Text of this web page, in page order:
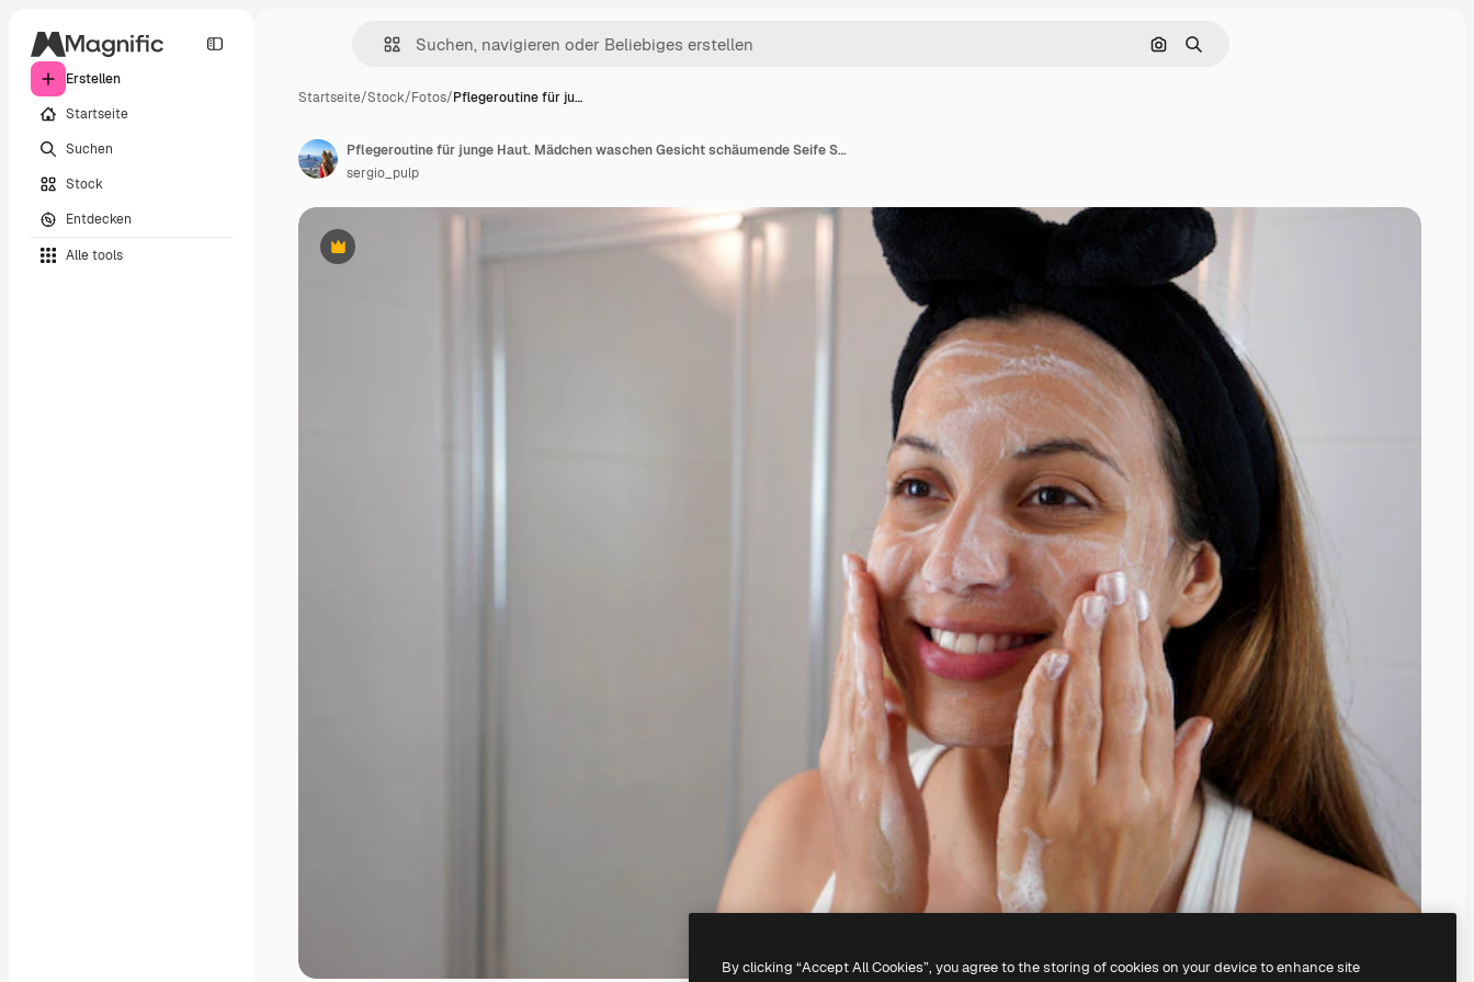
Erstellen
Startseite
Suchen
Stock
Entdecken
Alle tools
Nach Bild suchen
Suchen
Startseite/Stock/Fotos/Pflegeroutine für ju…
Premium
Pflegeroutine für junge Haut. Mädchen waschen Gesicht schäumende Seife Schrubben der Haut. Gesichtswäsche Peeling Peeling Seife Frau Waschen Schrubben mit Hautpflege-Reinigungsprodukt.
sergio_pulp
By clicking “Accept All Cookies”, you agree to the storing of cookies on your device to enhance site